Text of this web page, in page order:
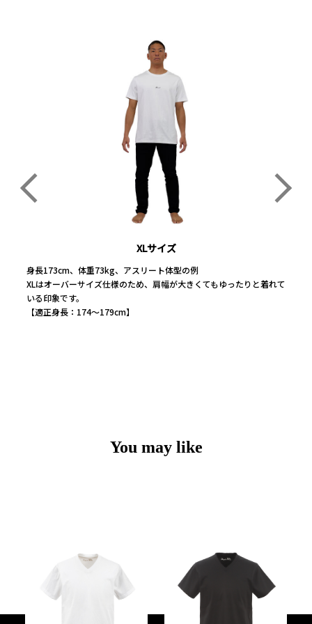
XLサイズ
身長173cm、体重73kg、アスリート体型の例
XLはオーバーサイズ仕様のため、肩幅が大きくてもゆったりと着れて
いる印象です。
【適正身長：174～179cm】
XLサイズ
身長173cm、体重73kg、アスリート体型の例
XLはオーバーサイズ仕様のため、肩幅が大きくてもゆったりと着れて
いる印象です。
【適正身長：174～179cm】
XLサイズ
身長173cm、体重73kg、アスリート体型の例
XLはオーバーサイズ仕様のため、肩幅が大きくてもゆったりと着れて
いる印象です。
【適正身長：174～179cm】
You may like